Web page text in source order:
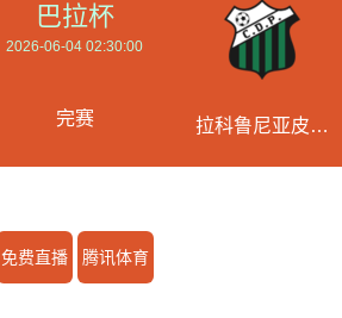
巴拉杯
2026-06-04 02:30:00
完赛
拉科鲁尼亚皮诺
免费直播 腾讯体育